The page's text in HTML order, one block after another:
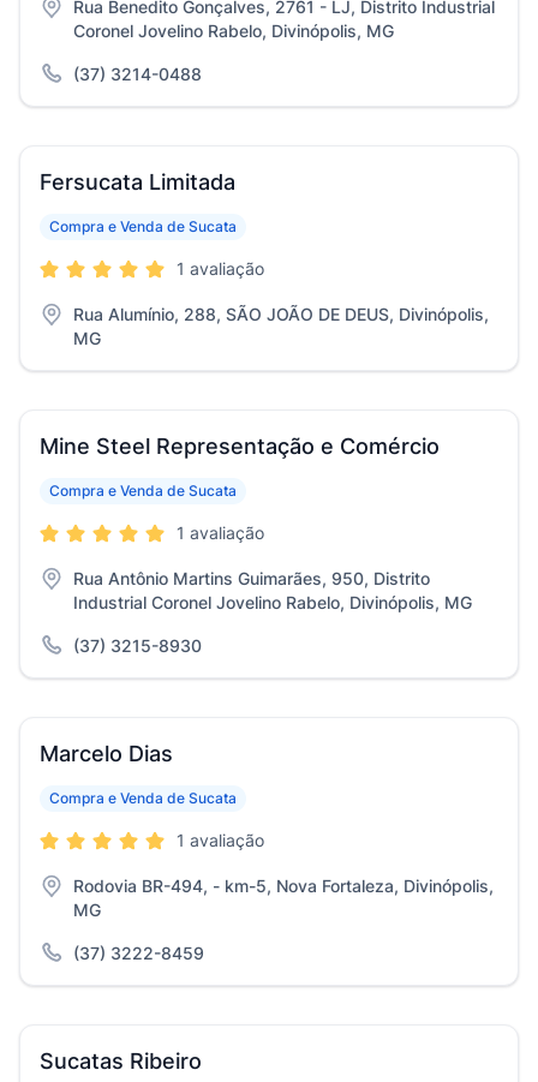
Rua Benedito Gonçalves, 2761 - LJ, Distrito Industrial
Coronel Jovelino Rabelo, Divinópolis, MG
(37) 3214-0488
Fersucata Limitada
Compra e Venda de Sucata
1 avaliação
Rua Alumínio, 288, SÃO JOÃO DE DEUS, Divinópolis,
MG
Mine Steel Representação e Comércio
Compra e Venda de Sucata
1 avaliação
Rua Antônio Martins Guimarães, 950, Distrito
Industrial Coronel Jovelino Rabelo, Divinópolis, MG
(37) 3215-8930
Marcelo Dias
Compra e Venda de Sucata
1 avaliação
Rodovia BR-494, - km-5, Nova Fortaleza, Divinópolis,
MG
(37) 3222-8459
Sucatas Ribeiro